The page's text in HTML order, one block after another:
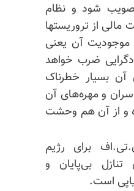
شود و نظام
از تروریستها
موجودیت آن یعنی
ضرب خواهد
آن بسیار خطرناک
و مهر‌ه‌های آن
و از آن هم وحشت
برای رژیم
بی‌پایان و
است.